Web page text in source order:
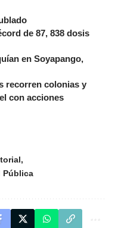
de 87, 838 dosis
en Soyapango,
recorren colonias y
con acciones
Pública